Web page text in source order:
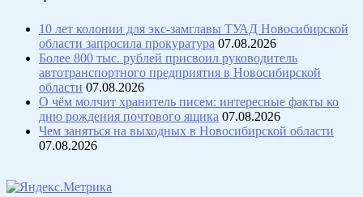
10 лет колонии для экс-замглавы ТУАД Новосибирской
области запросила прокуратура 07.08.2026
Более 800 тыс. рублей присвоил руководитель
автотранспортного предприятия в Новосибирской
области 07.08.2026
О чём молчит хранитель писем: интересные факты ко
дню рождения почтового ящика 07.08.2026
Чем заняться на выходных в Новосибирской области
07.08.2026